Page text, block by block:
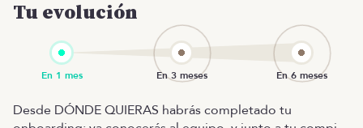
Tu evolución
Desde DÓNDE QUIERAS habrás completado tu